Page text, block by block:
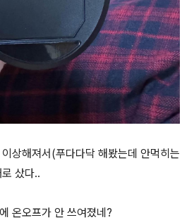
상해져서(푸다다닥 해봤는데 안먹히는
샀다..
온오프가 안 쓰여졌네?